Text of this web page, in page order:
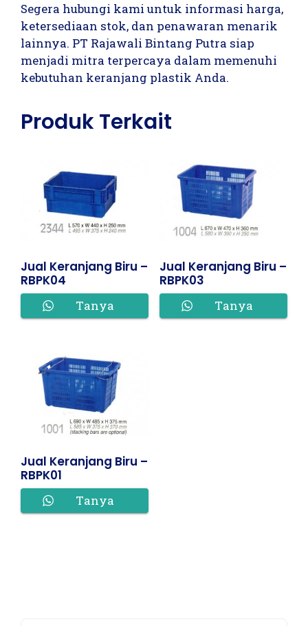
Segera hubungi kami untuk informasi harga,
ketersediaan stok, dan penawaran menarik
lainnya. PT Rajawali Bintang Putra siap
menjadi mitra terpercaya dalam memenuhi
kebutuhan keranjang plastik Anda.
Produk Terkait
Jual Keranjang Biru –
RBPK04
Tanya
Jual Keranjang Biru –
RBPK03
Tanya
Jual Keranjang Biru –
RBPK01
Tanya